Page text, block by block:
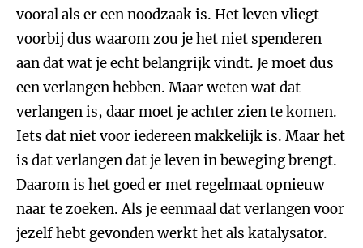
vooral als er een noodzaak is. Het leven vliegt
voorbij dus waarom zou je het niet spenderen
aan dat wat je echt belangrijk vindt. Je moet dus
een verlangen hebben. Maar weten wat dat
verlangen is, daar moet je achter zien te komen.
Iets dat niet voor iedereen makkelijk is. Maar het
is dat verlangen dat je leven in beweging brengt.
Daarom is het goed er met regelmaat opnieuw
naar te zoeken. Als je eenmaal dat verlangen voor
jezelf hebt gevonden werkt het als katalysator.